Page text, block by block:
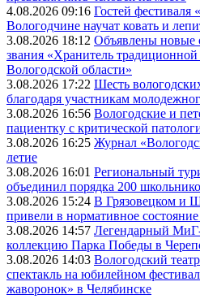
4.08.2026 09:16 Гостей фестиваля
Вологодчине научат ковать и
3.08.2026 18:12 Объявлены новые
звания «Хранитель
Вологодской области»
3.08.2026 17:22 Шесть
благодаря участникам
3.08.2026 16:56 Вологодские и
пациентку с критической
3.08.2026 16:25 Журнал
летие
3.08.2026 16:01 Региональный
объединил порядка 200
3.08.2026 15:24 В Грязовецком и
привели в нормативное
3.08.2026 14:57 Легендарный
коллекцию Парка Победы в
3.08.2026 14:03 Вологодский
спектакль на юбилейном
жаворонок» в Челябинске